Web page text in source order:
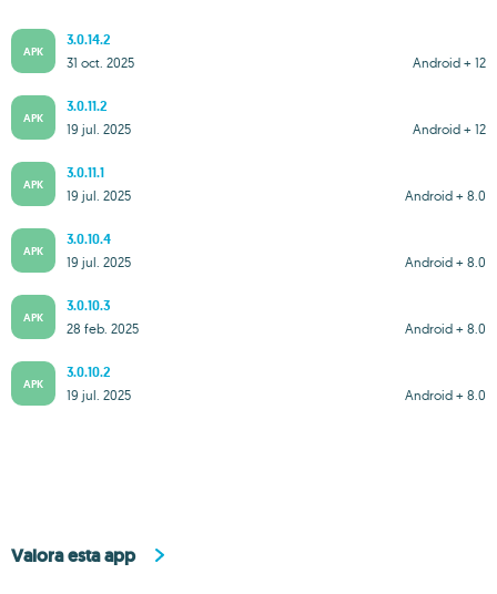
APK
3.0.14.2
Android + 12
31 oct. 2025
APK
3.0.11.2
Android + 12
19 jul. 2025
APK
3.0.11.1
Android + 8.0
19 jul. 2025
APK
3.0.10.4
Android + 8.0
19 jul. 2025
APK
3.0.10.3
Android + 8.0
28 feb. 2025
APK
3.0.10.2
Android + 8.0
19 jul. 2025
Valora esta app